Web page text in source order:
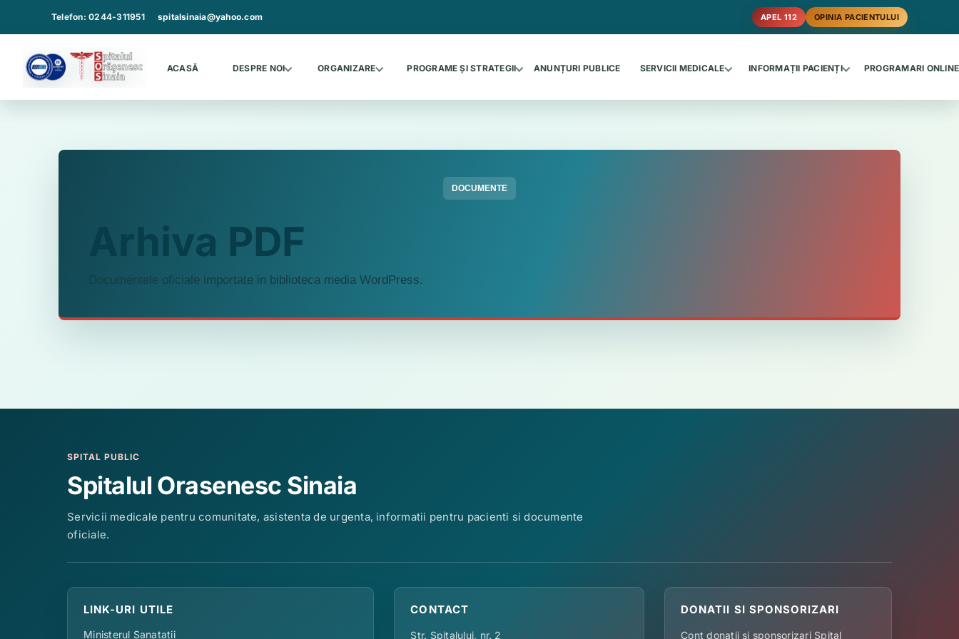
Telefon: 0244-311951 spitalsinaia@yahoo.com APEL 112 OPINIA PACIENTULUI
ACASĂ DESPRE NOI ORGANIZARE PROGRAME ȘI STRATEGII ANUNȚURI PUBLICE SERVICII MEDICALE INFORMAȚII PACIENȚI PROGRAMARI ONLINE
DOCUMENTE
Arhiva PDF
Documentele oficiale importate in biblioteca media WordPress.
SPITAL PUBLIC
Spitalul Orasenesc Sinaia
Servicii medicale pentru comunitate, asistenta de urgenta, informatii pentru pacienti si documente
oficiale.
LINK-URI UTILE
Ministerul Sanatatii
CONTACT
Str. Spitalului, nr. 2
DONATII SI SPONSORIZARI
Cont donatii si sponsorizari Spital